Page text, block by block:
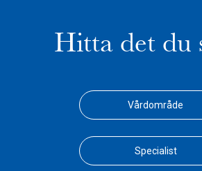
Hitta det du
Vårdområde
Specialist